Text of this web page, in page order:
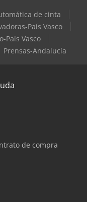
de cinta
País Vasco
País Vasco
Prensas-Andalucía
de compra